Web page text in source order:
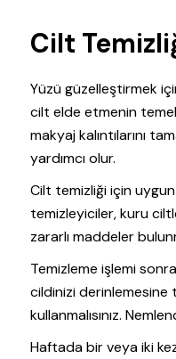
Cilt
Yüzü güzelleştirmek
cilt elde etmenin
makyaj kalıntılarını
yardımcı olur.
Cilt temizliği için uygun
temizleyiciler, kuru
zararlı maddeler
Temizleme işlemi
cildinizi derinlemesine
kullanmalısınız.
Haftada bir veya iki